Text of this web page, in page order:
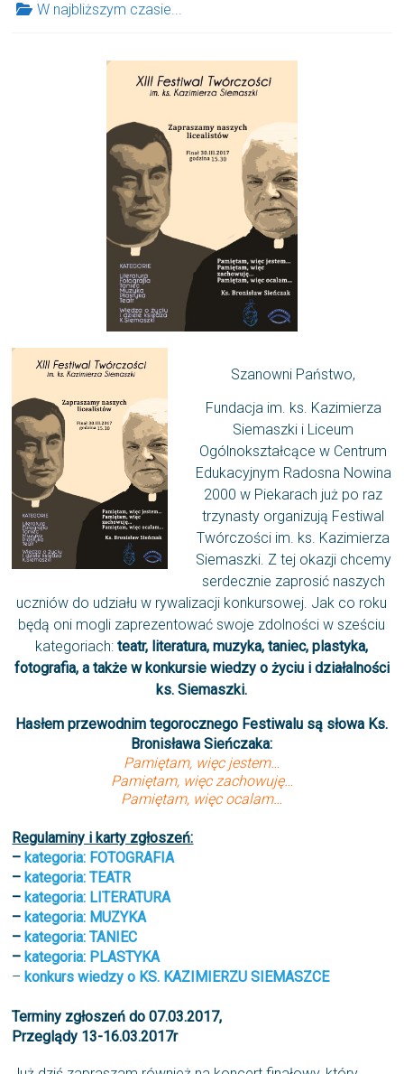
W najbliższym czasie...
Szanowni Państwo,
Fundacja im. ks. Kazimierza
Siemaszki i Liceum
Ogólnokształcące w Centrum
Edukacyjnym Radosna Nowina
2000 w Piekarach już po raz
trzynasty organizują Festiwal
Twórczości im. ks. Kazimierza
Siemaszki. Z tej okazji chcemy
serdecznie zaprosić naszych
uczniów do udziału w rywalizacji konkursowej. Jak co roku
będą oni mogli zaprezentować swoje zdolności w sześciu
kategoriach:teatr, literatura, muzyka, taniec, plastyka,
fotografia, a także w konkursie wiedzy o życiu i działalności
ks. Siemaszki.
Hasłem przewodnim tegorocznego Festiwalu są słowa Ks.
Bronisława Sieńczaka:
Pamiętam, więc jestem…
Pamiętam, więc zachowuję…
Pamiętam, więc ocalam…
Regulaminy i karty zgłoszeń:
– kategoria: FOTOGRAFIA
– kategoria: TEATR
– kategoria: LITERATURA
– kategoria: MUZYKA
– kategoria: TANIEC
– kategoria: PLASTYKA
– konkurs wiedzy o KS. KAZIMIERZU SIEMASZCE
Terminy zgłoszeń do 07.03.2017,
Przeglądy 13-16.03.2017r